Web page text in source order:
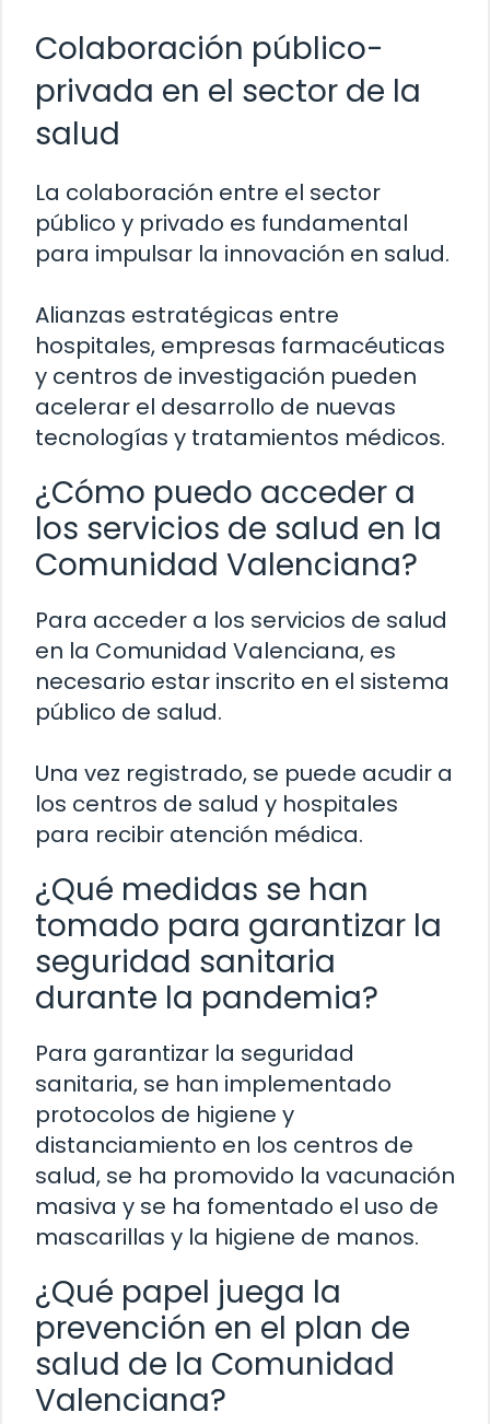
Colaboración público-
privada en el sector de la
salud
La colaboración entre el sector
público y privado es fundamental
para impulsar la innovación en salud.
Alianzas estratégicas entre
hospitales, empresas farmacéuticas
y centros de investigación pueden
acelerar el desarrollo de nuevas
tecnologías y tratamientos médicos.
¿Cómo puedo acceder a
los servicios de salud en la
Comunidad Valenciana?
Para acceder a los servicios de salud
en la Comunidad Valenciana, es
necesario estar inscrito en el sistema
público de salud.
Una vez registrado, se puede acudir a
los centros de salud y hospitales
para recibir atención médica.
¿Qué medidas se han
tomado para garantizar la
seguridad sanitaria
durante la pandemia?
Para garantizar la seguridad
sanitaria, se han implementado
protocolos de higiene y
distanciamiento en los centros de
salud, se ha promovido la vacunación
masiva y se ha fomentado el uso de
mascarillas y la higiene de manos.
¿Qué papel juega la
prevención en el plan de
salud de la Comunidad
Valenciana?